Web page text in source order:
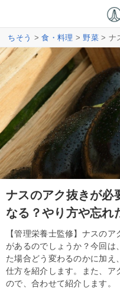
ちそう >食・料理 >野菜> ナ
ナスのアク抜きが必
なる？やり方や忘れ
【管理栄養士監修】ナスの
があるのでしょうか？今回は
た場合どう変わるのかに加え
仕方を紹介します。また、ア
ので、合わせて紹介します。